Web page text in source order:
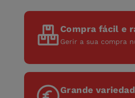
Compra fácil e
Gerir a sua compra
Grande